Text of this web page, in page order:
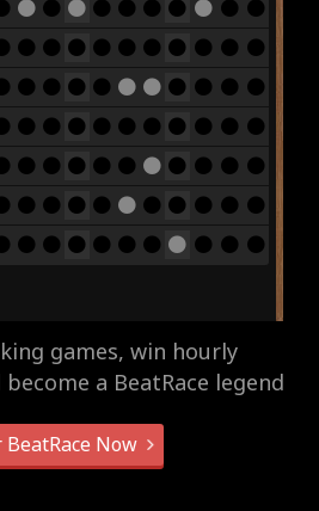
games, win hourly
a BeatRace legend
BeatRace Now